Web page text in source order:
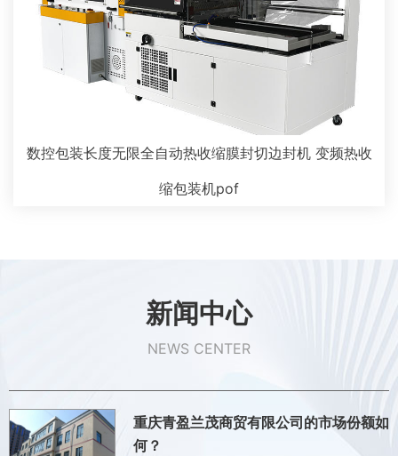
数控包装长度无限全自动热收缩膜封切边封机 变频热收
缩包装机pof
新闻中心
NEWS CENTER
重庆青盈兰茂商贸有限公司的市场份额如
何？